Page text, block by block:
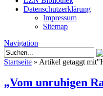
Datenschutzerklärung
Impressum
Sitemap
Navigation
Startseite » Artikel getaggt mit"
„Vom unruhigen